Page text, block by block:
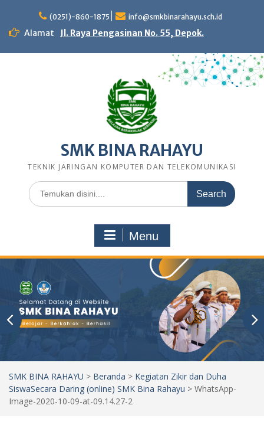
content
(0251)-860-1875 info@smkbinarahayu.sch.id
Alamat Jl. Raya Pengasinan No. 55, Depok.
SMK BINA RAHAYU
TEKNIK JARINGAN KOMPUTER DAN TELEKOMUNIKASI
Search
for:
Menu
SMK BINA RAHAYU > Beranda > Kegiatan Zikir dan Duha
SiswaSecara Daring (online) SMK Bina Rahayu > WhatsApp-
Image-2020-10-09-at-09.14.27-2